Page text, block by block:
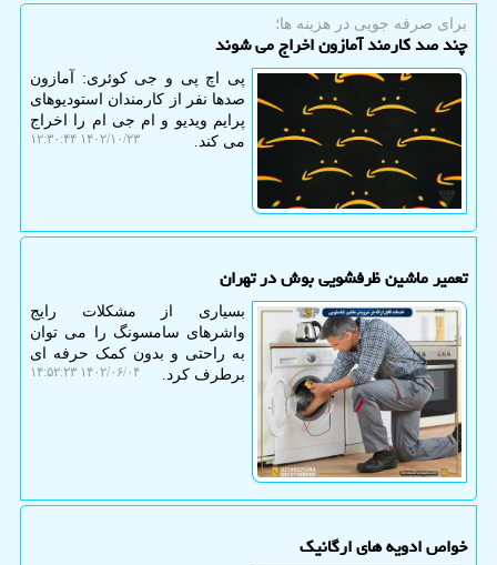
برای صرفه جویی در هزینه ها؛
چند صد کارمند آمازون اخراج می شوند
پی اچ پی و جی کوئری: آمازون
صدها نفر از کارمندان استودیوهای
پرایم ویدیو و ام جی ام را اخراج
می کند.
۱۴۰۲/۱۰/۲۳ ۱۲:۳۰:۴۴
تعمیر ماشین ظرفشویی بوش در تهران
بسیاری از مشکلات رایج
واشرهای سامسونگ را می توان
به راحتی و بدون کمک حرفه ای
برطرف کرد.
۱۴۰۲/۰۶/۰۴ ۱۴:۵۲:۲۳
خواص ادویه های ارگانیک